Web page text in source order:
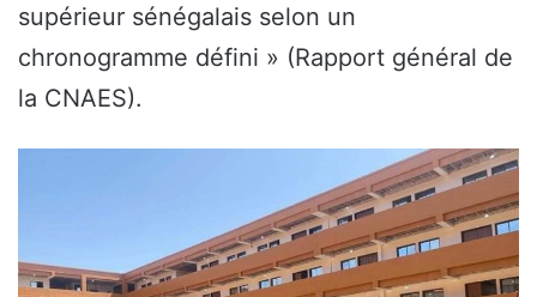
supérieur sénégalais selon un
chronogramme défini » (Rapport général de
la CNAES).